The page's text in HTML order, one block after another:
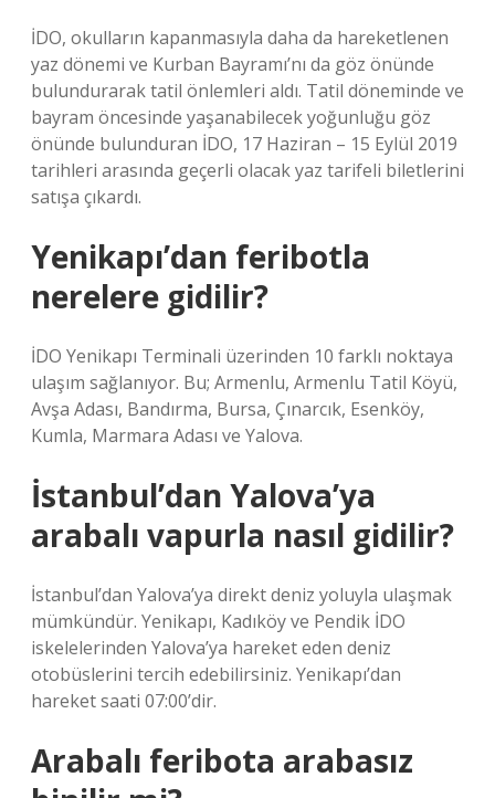
İDO, okulların kapanmasıyla daha da hareketlenen
yaz dönemi ve Kurban Bayramı’nı da göz önünde
bulundurarak tatil önlemleri aldı. Tatil döneminde ve
bayram öncesinde yaşanabilecek yoğunluğu göz
önünde bulunduran İDO, 17 Haziran – 15 Eylül 2019
tarihleri ​​arasında geçerli olacak yaz tarifeli biletlerini
satışa çıkardı.
Yenikapı’dan feribotla
nerelere gidilir?
İDO Yenikapı Terminali üzerinden 10 farklı noktaya
ulaşım sağlanıyor. Bu; Armenlu, Armenlu Tatil Köyü,
Avşa Adası, Bandırma, Bursa, Çınarcık, Esenköy,
Kumla, Marmara Adası ve Yalova.
İstanbul’dan Yalova’ya
arabalı vapurla nasıl gidilir?
İstanbul’dan Yalova’ya direkt deniz yoluyla ulaşmak
mümkündür. Yenikapı, Kadıköy ve Pendik İDO
iskelelerinden Yalova’ya hareket eden deniz
otobüslerini tercih edebilirsiniz. Yenikapı’dan
hareket saati 07:00’dir.
Arabalı feribota arabasız